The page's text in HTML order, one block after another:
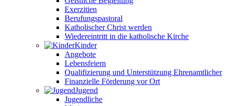
Exerzitien
Berufungspastoral
Katholischer Christ werden
Wiedereintritt in die katholische Kirche
Kinder
Angebote
Lebensfeiern
Qualifizierung und Unterstützung Ehrenamtlicher
Finanzielle Förderung vor Ort
Jugend
Jugendliche